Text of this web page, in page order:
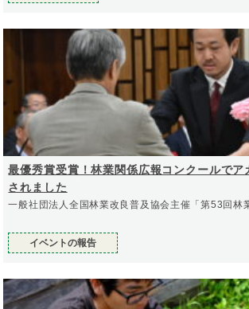
最優秀賞受賞！林業関係広報コンクールでア
されました
一般社団法人全国林業改良普及協会主催「第53回林
イベントの報告